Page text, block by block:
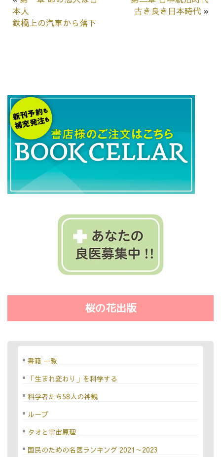
本人
鉄橋上の汽車から落下
古き良き日本時代 »
桜の花出版
書籍 一覧
「生まれ変わり」を科学する
科学者たち58人の神観
ループ
タオと宇宙原理
国民のための名医ランキング 2021～2023